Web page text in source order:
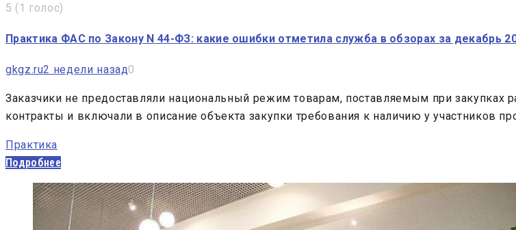
5 (1 голос)
Практика ФАС по Закону N 44-ФЗ: какие ошибки отметила служба в обзорах за декабрь
gkgz.ru2 недели назад0
Заказчики не предоставляли национальный режим товарам, поставляемым при закупках
контракты и включали в описание объекта закупки требования к наличию у участников
Практика
Подробнее